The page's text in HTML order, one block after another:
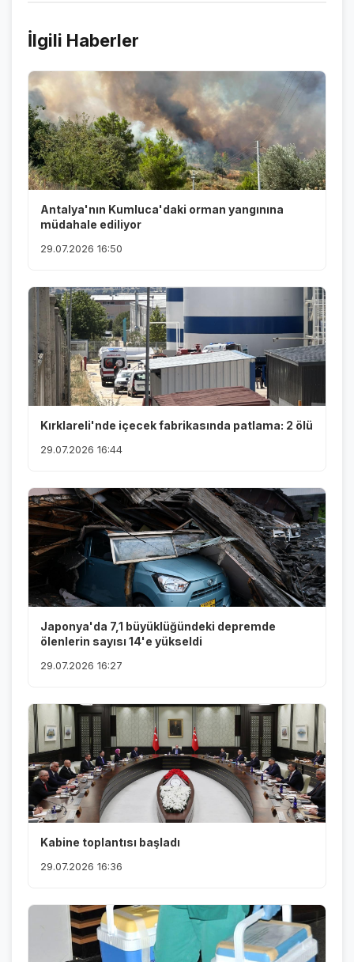
İlgili Haberler
Antalya'nın Kumluca'daki orman yangınına
müdahale ediliyor
29.07.2026 16:50
Kırklareli'nde içecek fabrikasında patlama: 2 ölü
29.07.2026 16:44
Japonya'da 7,1 büyüklüğündeki depremde
ölenlerin sayısı 14'e yükseldi
29.07.2026 16:27
Kabine toplantısı başladı
29.07.2026 16:36